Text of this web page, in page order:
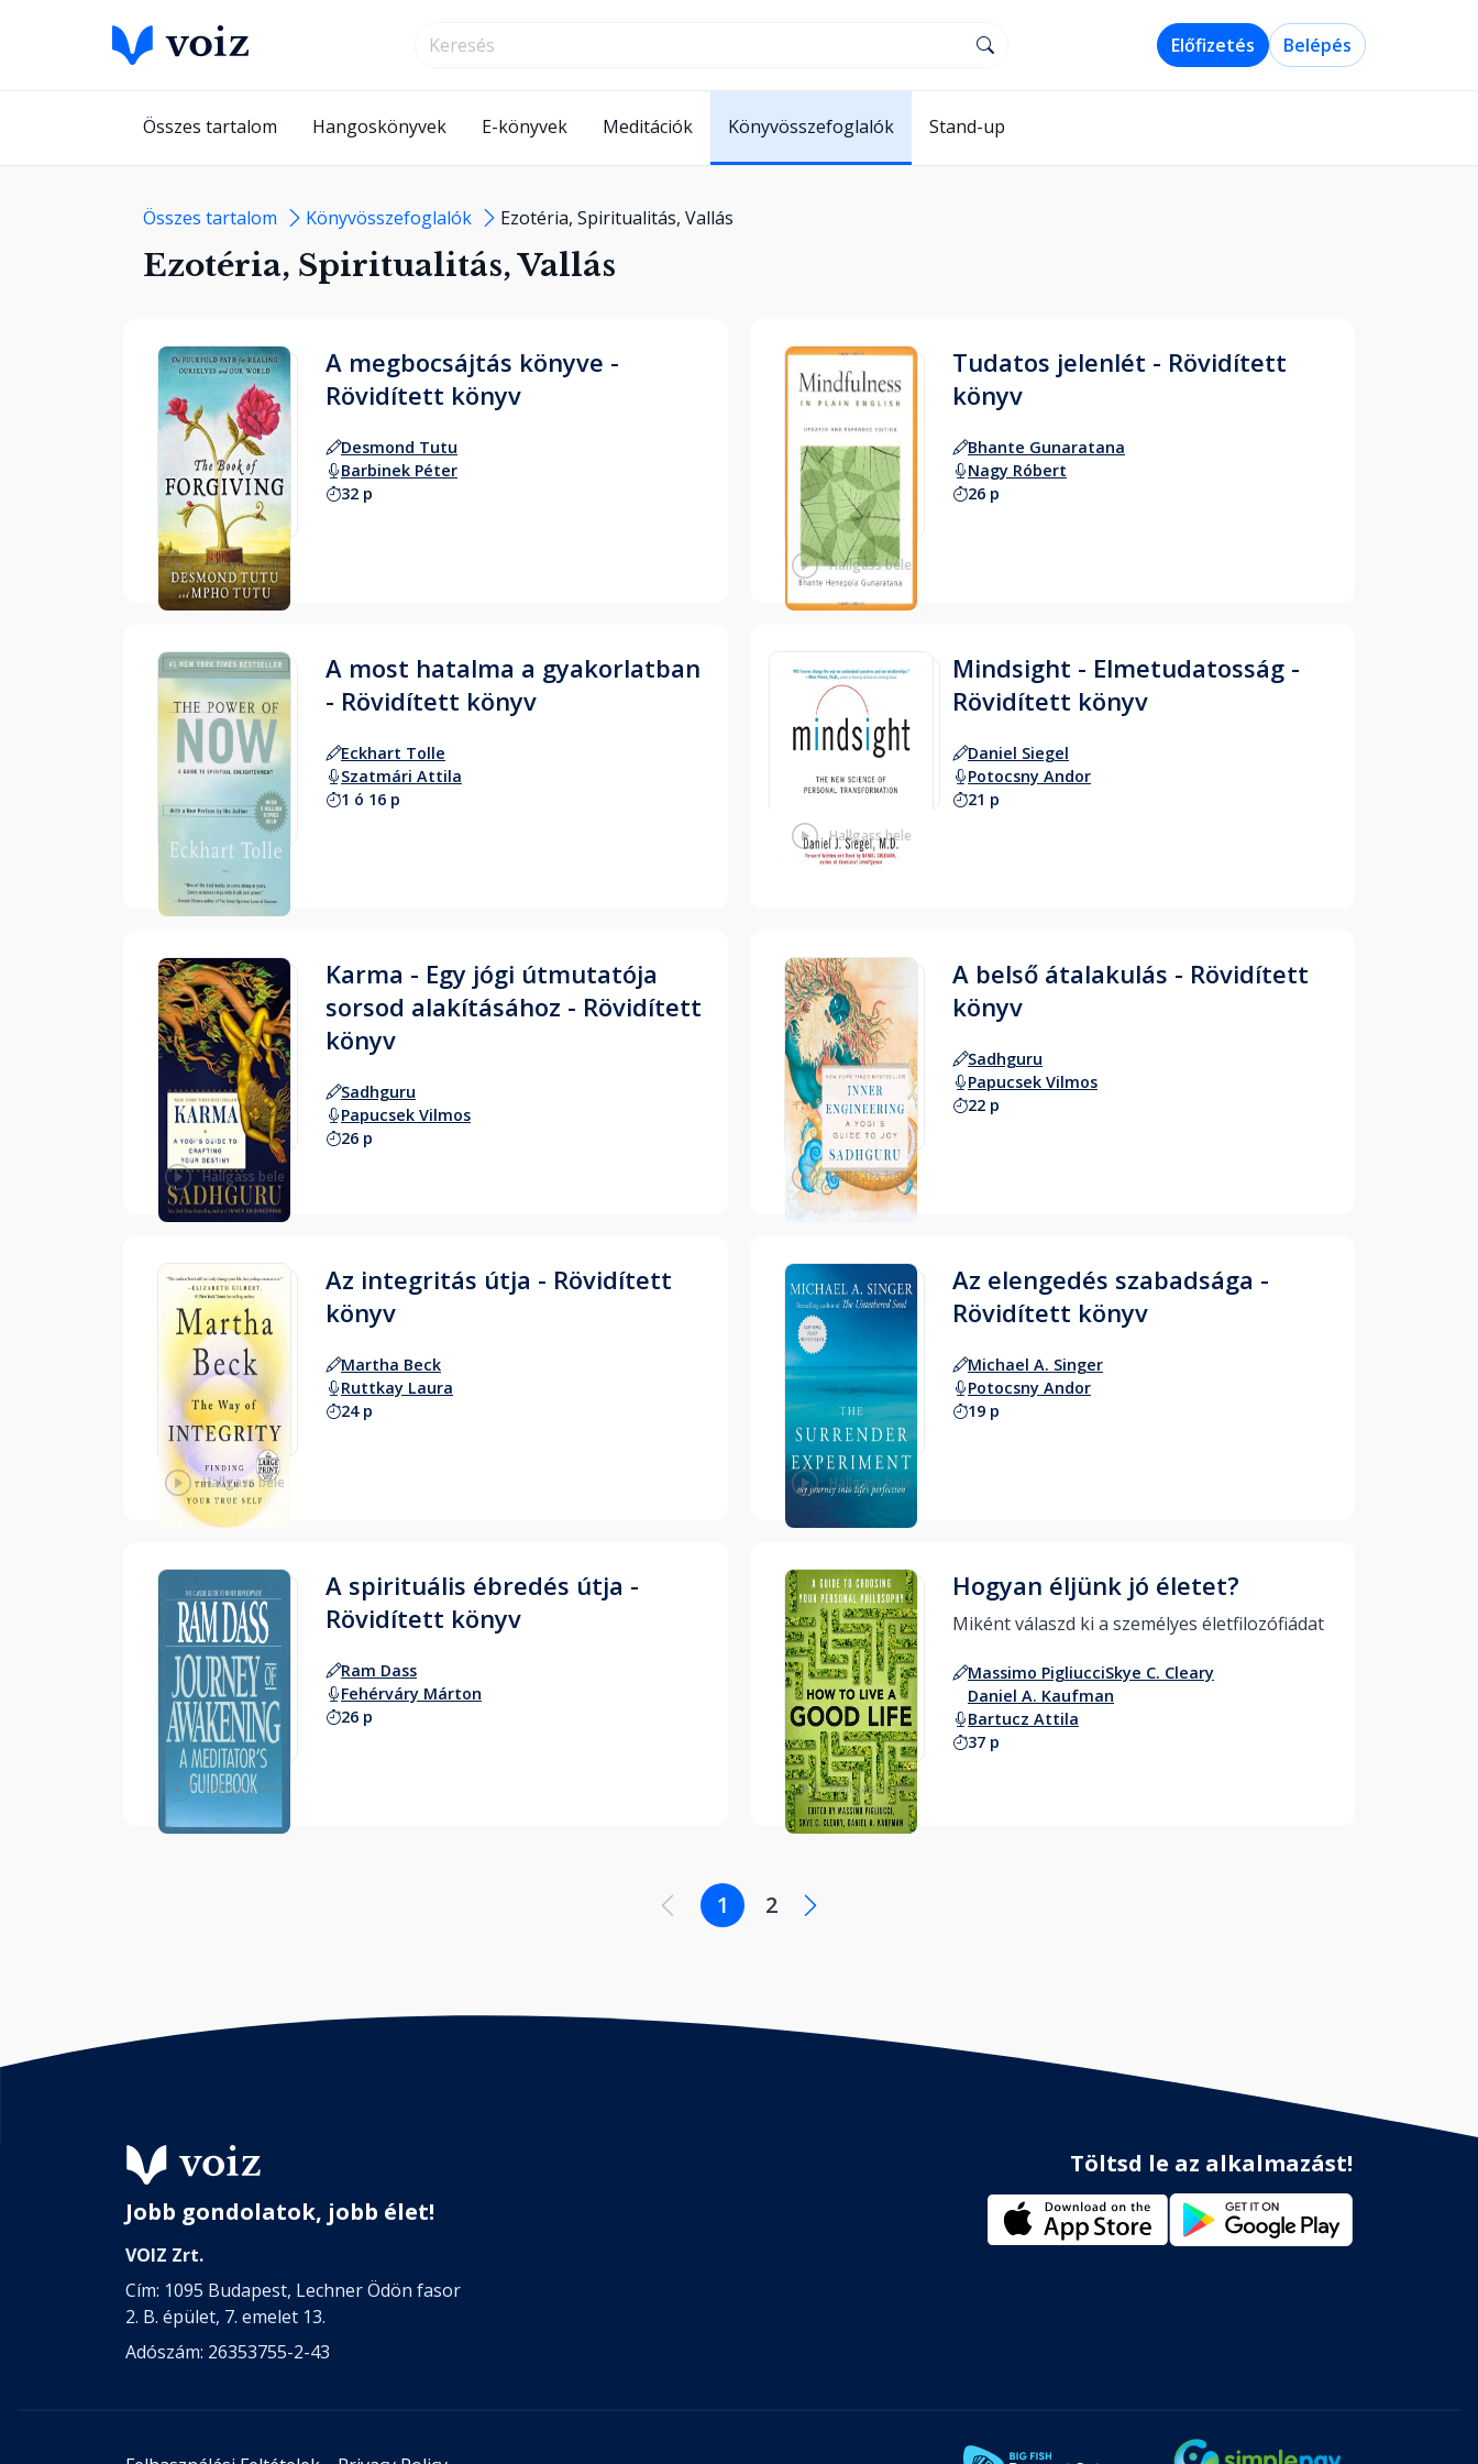
Előfizetés Belépés
Összes tartalom Hangoskönyvek E-könyvek Meditációk Könyvösszefoglalók Stand-up
Összes tartalom Könyvösszefoglalók Ezotéria, Spiritualitás, Vallás
Ezotéria, Spiritualitás, Vallás
Hallgass bele
A megbocsájtás könyve -
Rövidített könyv
Desmond Tutu
Barbinek Péter
32 p
Hallgass bele
Tudatos jelenlét - Rövidített
könyv
Bhante Gunaratana
Nagy Róbert
26 p
Hallgass bele
A most hatalma a gyakorlatban
- Rövidített könyv
Eckhart Tolle
Szatmári Attila
1 ó 16 p
Hallgass bele
Mindsight - Elmetudatosság -
Rövidített könyv
Daniel Siegel
Potocsny Andor
21 p
Hallgass bele
Karma - Egy jógi útmutatója
sorsod alakításához - Rövidített
könyv
Sadhguru
Papucsek Vilmos
26 p
Hallgass bele
A belső átalakulás - Rövidített
könyv
Sadhguru
Papucsek Vilmos
22 p
Hallgass bele
Az integritás útja - Rövidített
könyv
Martha Beck
Ruttkay Laura
24 p
Hallgass bele
Az elengedés szabadsága -
Rövidített könyv
Michael A. Singer
Potocsny Andor
19 p
Hallgass bele
A spirituális ébredés útja -
Rövidített könyv
Ram Dass
Fehérváry Márton
26 p
Hallgass bele
Hogyan éljünk jó életet?
Massimo PigliucciSkye C. Cleary
Daniel A. Kaufman
Bartucz Attila
37 p
1 2
Jobb gondolatok, jobb élet!
VOIZ Zrt.
Cím: 1095 Budapest, Lechner Ödön fasor
2. B. épület, 7. emelet 13.
Adószám: 26353755-2-43
Töltsd le az alkalmazást!